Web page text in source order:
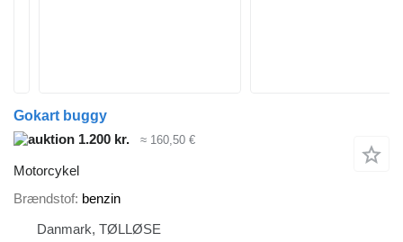
Gokart buggy
1.200 kr.
≈ 160,50 €
Motorcykel
Brændstof benzin
Danmark, TØLLØSE